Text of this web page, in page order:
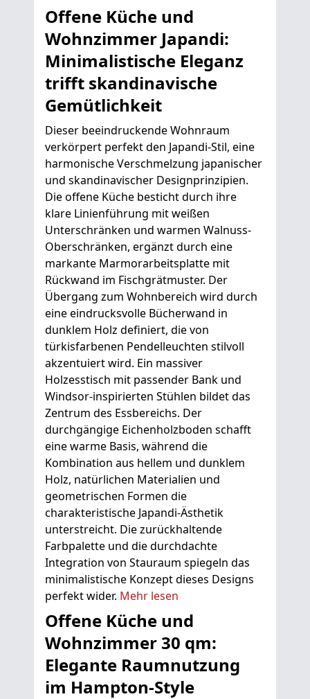
Offene Küche und
Wohnzimmer Japandi:
Minimalistische Eleganz
trifft skandinavische
Gemütlichkeit
Dieser beeindruckende Wohnraum
verkörpert perfekt den Japandi-Stil, eine
harmonische Verschmelzung japanischer
und skandinavischer Designprinzipien.
Die offene Küche besticht durch ihre
klare Linienführung mit weißen
Unterschränken und warmen Walnuss-
Oberschränken, ergänzt durch eine
markante Marmorarbeitsplatte mit
Rückwand im Fischgrätmuster. Der
Übergang zum Wohnbereich wird durch
eine eindrucksvolle Bücherwand in
dunklem Holz definiert, die von
türkisfarbenen Pendelleuchten stilvoll
akzentuiert wird. Ein massiver
Holzesstisch mit passender Bank und
Windsor-inspirierten Stühlen bildet das
Zentrum des Essbereichs. Der
durchgängige Eichenholzboden schafft
eine warme Basis, während die
Kombination aus hellem und dunklem
Holz, natürlichen Materialien und
geometrischen Formen die
charakteristische Japandi-Ästhetik
unterstreicht. Die zurückhaltende
Farbpalette und die durchdachte
Integration von Stauraum spiegeln das
minimalistische Konzept dieses Designs
perfekt wider. Mehr lesen
Offene Küche und
Wohnzimmer 30 qm:
Elegante Raumnutzung
im Hampton-Style